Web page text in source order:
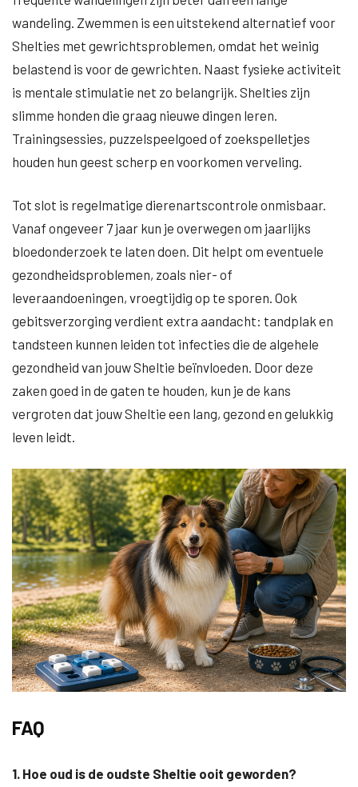
wandeling. Zwemmen is een uitstekend alternatief voor
Shelties met gewrichtsproblemen, omdat het weinig
belastend is voor de gewrichten. Naast fysieke activiteit
is mentale stimulatie net zo belangrijk. Shelties zijn
slimme honden die graag nieuwe dingen leren.
Trainingsessies, puzzelspeelgoed of zoekspelletjes
houden hun geest scherp en voorkomen verveling.
Tot slot is regelmatige dierenartscontrole onmisbaar.
Vanaf ongeveer 7 jaar kun je overwegen om jaarlijks
bloedonderzoek te laten doen. Dit helpt om eventuele
gezondheidsproblemen, zoals nier- of
leveraandoeningen, vroegtijdig op te sporen. Ook
gebitsverzorging verdient extra aandacht: tandplak en
tandsteen kunnen leiden tot infecties die de algehele
gezondheid van jouw Sheltie beïnvloeden. Door deze
zaken goed in de gaten te houden, kun je de kans
vergroten dat jouw Sheltie een lang, gezond en gelukkig
leven leidt.
FAQ
1. Hoe oud is de oudste Sheltie ooit geworden?